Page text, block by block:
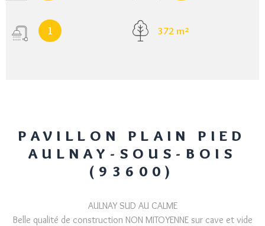
1 372 m²
PAVILLON PLAIN PIED
AULNAY-SOUS-BOIS
(93600)
AULNAY SUD AU CALME
Belle qualité de construction NON MITOYENNE sur cave et vide